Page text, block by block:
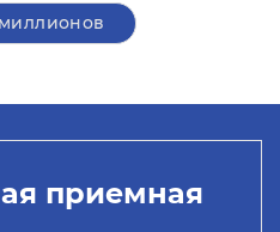
приемная